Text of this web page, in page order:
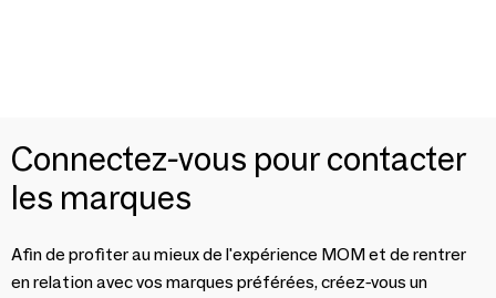
Connectez-vous pour contacter
les marques
Afin de profiter au mieux de l'expérience MOM et de rentrer
en relation avec vos marques préférées, créez-vous un